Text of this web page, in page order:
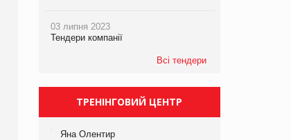
03 липня 2023
Тендери компанії
Всі тендери
ТРЕНІНГОВИЙ ЦЕНТР
Яна Олентир